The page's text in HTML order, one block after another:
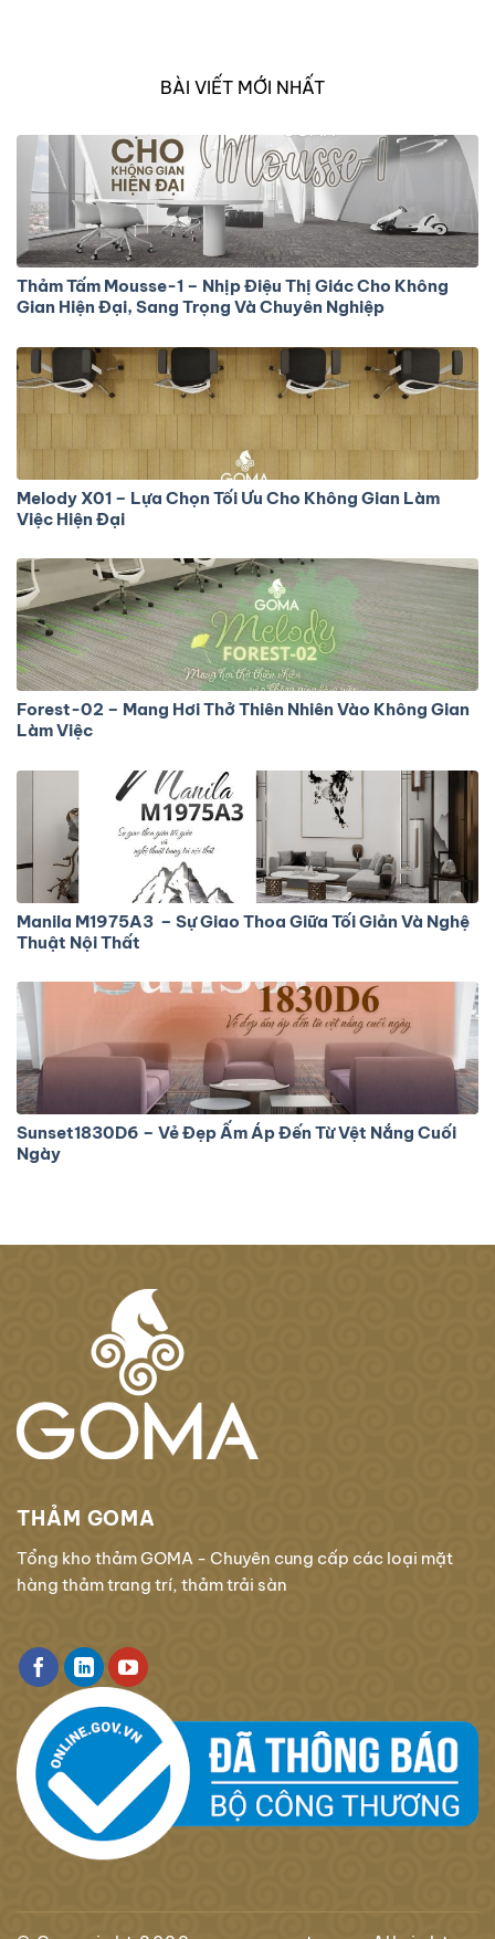
BÀI VIẾT MỚI NHẤT
Thảm Tấm Mousse-1 – Nhịp Điệu Thị Giác Cho Không
Gian Hiện Đại, Sang Trọng Và Chuyên Nghiệp
Melody X01 – Lựa Chọn Tối Ưu Cho Không Gian Làm
Việc Hiện Đại
Forest-02 – Mang Hơi Thở Thiên Nhiên Vào Không Gian
Làm Việc
Manila M1975A3 – Sự Giao Thoa Giữa Tối Giản Và Nghệ
Thuật Nội Thất
Sunset1830D6 – Vẻ Đẹp Ấm Áp Đến Từ Vệt Nắng Cuối
Ngày
THẢM GOMA
Tổng kho thảm GOMA - Chuyên cung cấp các loại mặt
hàng thảm trang trí, thảm trải sàn